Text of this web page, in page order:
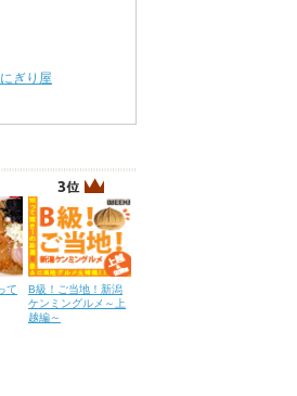
ぎり屋
て
B級！ご当地！新潟
ケンミングルメ～上
越編～